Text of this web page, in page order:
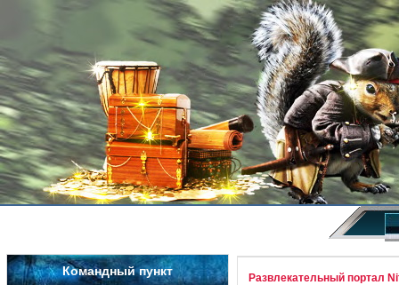
Командный пункт Развлекательный портал